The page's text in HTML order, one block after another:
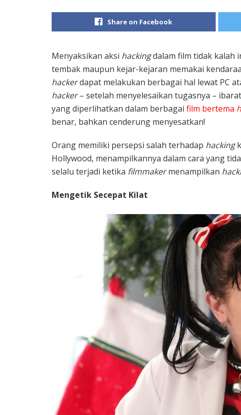
Share on Facebook
Menyaksikan aksi hackingdalam film tidak kalah
tembak maupun kejar-kejaran memakai
hackerdapat melakukan berbagai hal lewat PC
hacker– setelah menyelesaikan tugasnya –
yang diperlihatkan dalam berbagai film bertema
benar, bahkan cenderung menyesatkan!
Orang memiliki persepsi salah terhadap hacking
Hollywood, menampilkannya dalam cara yang
selalu terjadi ketika filmmakermenampilkan
Mengetik Secepat Kilat